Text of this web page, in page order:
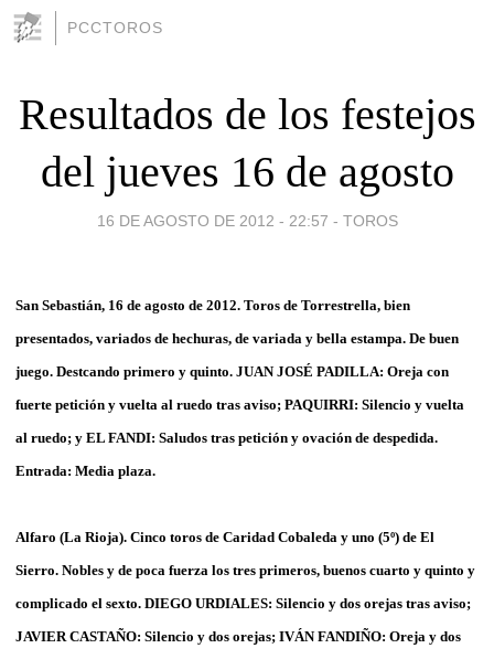
PCCTOROS
Resultados de los festejos
del jueves 16 de agosto
16 DE AGOSTO DE 2012 - 22:57 - TOROS
San Sebastián, 16 de agosto de 2012. Toros de Torrestrella, bien
presentados, variados de hechuras, de variada y bella estampa. De buen
juego. Destcando primero y quinto. JUAN JOSÉ PADILLA: Oreja con
fuerte petición y vuelta al ruedo tras aviso; PAQUIRRI: Silencio y vuelta
al ruedo; y EL FANDI: Saludos tras petición y ovación de despedida.
Entrada: Media plaza.
Alfaro (La Rioja). Cinco toros de Caridad Cobaleda y uno (5º) de El
Sierro. Nobles y de poca fuerza los tres primeros, buenos cuarto y quinto y
complicado el sexto. DIEGO URDIALES: Silencio y dos orejas tras aviso;
JAVIER CASTAÑO: Silencio y dos orejas; IVÁN FANDIÑO: Oreja y dos